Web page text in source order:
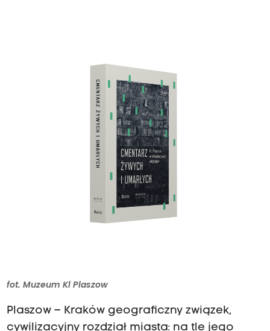
fot. Muzeum Kl Plaszow
Plaszow – Kraków geograficzny związek,
cywilizacyjny rozdział miasta: na tle jego